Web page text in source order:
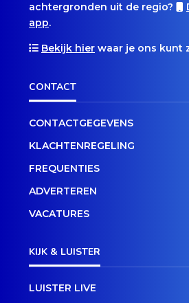
achtergronden uit de regio?
app.
Bekijk hier waar je ons kunt
CONTACT
CONTACTGEGEVENS
KLACHTENREGELING
FREQUENTIES
ADVERTEREN
VACATURES
KIJK & LUISTER
LUISTER LIVE